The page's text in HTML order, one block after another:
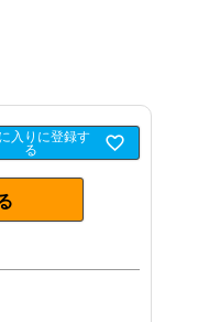
入りに登録す
る